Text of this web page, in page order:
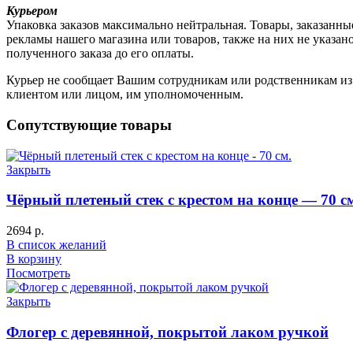
Курьером
Упаковка заказов максимально нейтральная. Товары,
рекламы нашего магазина или товаров, также на них не
полученного заказа до его оплаты.
Курьер не сообщает Вашим сотрудникам или родственникам из
клиентом или лицом, им уполномоченным.
Сопутствующие товары
Закрыть
Чёрный плетеный стек с крестом на конце — 70
2694 р.
В список желаний
В корзину
Посмотреть
Закрыть
Флогер с деревянной, покрытой лаком ручкой